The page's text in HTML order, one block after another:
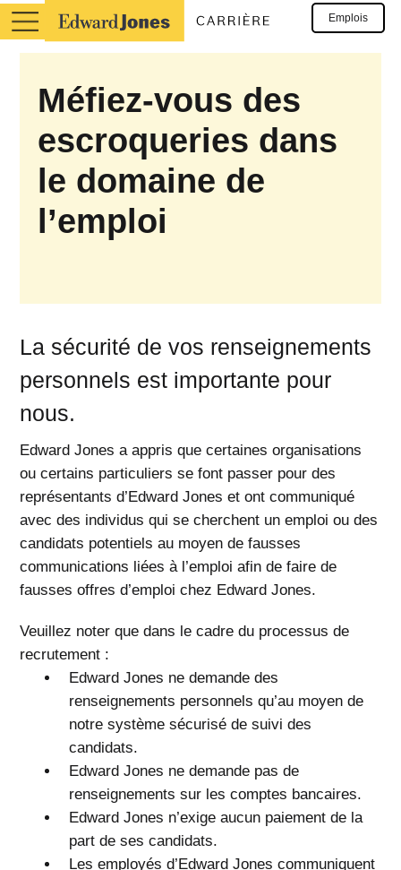
Emplois
Méfiez-vous des
escroqueries dans
le domaine de
l’emploi
La sécurité de vos renseignements
personnels est importante pour
nous.
Edward Jones a appris que certaines organisations
ou certains particuliers se font passer pour des
représentants d’Edward Jones et ont communiqué
avec des individus qui se cherchent un emploi ou des
candidats potentiels au moyen de fausses
communications liées à l’emploi afin de faire de
fausses offres d’emploi chez Edward Jones.
Veuillez noter que dans le cadre du processus de
recrutement :
Edward Jones ne demande des
renseignements personnels qu’au moyen de
notre système sécurisé de suivi des
candidats.
Edward Jones ne demande pas de
renseignements sur les comptes bancaires.
Edward Jones n’exige aucun paiement de la
part de ses candidats.
Les employés d’Edward Jones communiquent